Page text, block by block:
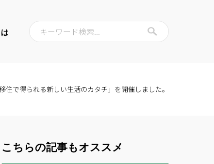
キーワード検索...
で得られる新しい生活のカタチ」を開催しました。
こちらの記事もオススメ